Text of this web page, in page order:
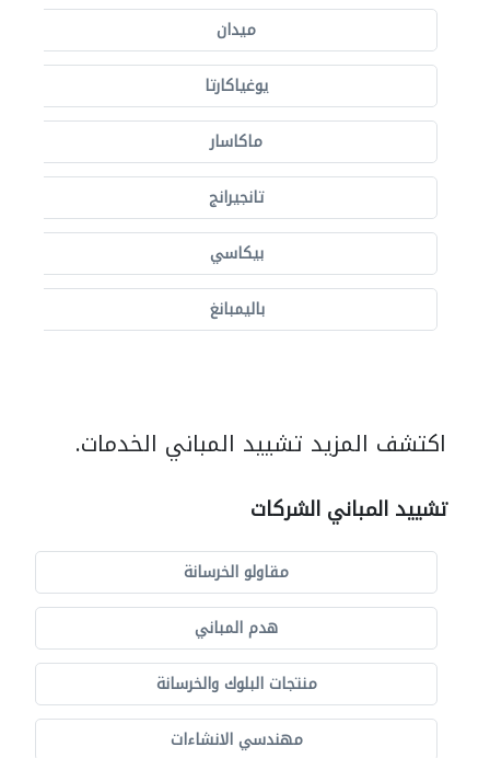
ميدان
يوغياكارتا
ماكاسار
تانجيرانج
بيكاسي
باليمبانغ
اكتشف المزيد تشييد المباني الخدمات.
تشييد المباني الشركات
مقاولو الخرسانة
هدم المباني
منتجات البلوك والخرسانة
مهندسي الانشاءات